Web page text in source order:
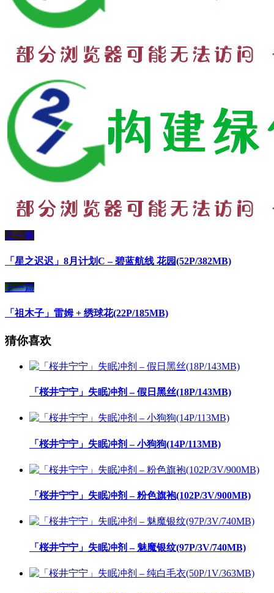
上一篇
「星之迟迟」8月计划C – 碧蓝航线 花园(52P/382MB)
下一篇
「祖木子」雷姆 + 绣球花(22P/185MB)
猜你喜欢
「桜井宁宁」失眠冲剂 – 假日黑丝(18P/143MB)
「桜井宁宁」失眠冲剂 – 小狗狗(14P/113MB)
「桜井宁宁」失眠冲剂 – 粉色旗袍(102P/3V/900MB)
「桜井宁宁」失眠冲剂 – 魅魔银纹(97P/3V/740MB)